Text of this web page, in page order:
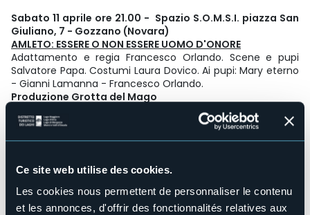
Ce site web utilise des cookies.
Les cookies nous permettent de personnaliser le contenu
et les annonces, d'offrir des fonctionnalités relatives aux
Sabato 11 aprile ore 21.00 - Spazio S.O.M.S.I. piazza San
Giuliano, 7 - Gozzano (Novara)
AMLETO: ESSERE O NON ESSERE UOMO D'ONORE
Adattamento e regia Francesco Orlando. Scene e pupi
Salvatore Papa. Costumi Laura Dovico. Ai pupi: Mary eterno
- Gianni Lamanna - Francesco Orlando.
Produzione Grotta del Mago
Adattamento dell'opera di Shakespeare, un classico rivisto
patrimonio dell'umanità per il suo indiscutibile valore di
artigianato artistico.
Biglietto intero € 10 – Biglietto ridotto, residenti e under 12